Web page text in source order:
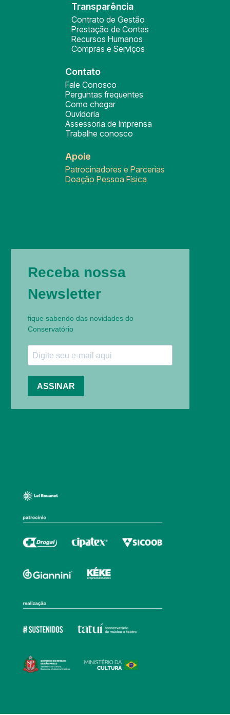
Transparência
Contrato de Gestão
Prestação de Contas
Recursos Humanos
Compras e Serviços
Contato
Fale Conosco
Perguntas frequentes
Como chegar
Ouvidoria
Assessoria de Imprensa
Trabalhe conosco
Apoie
Patrocinadores e Parcerias
Doação Pessoa Física